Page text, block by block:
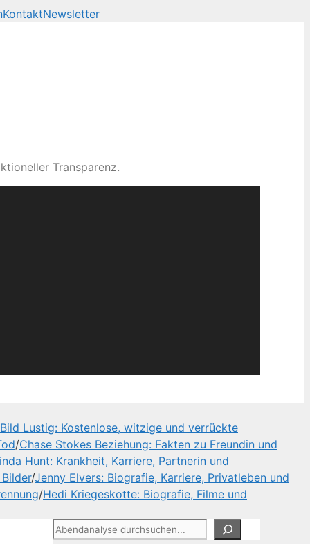
KontaktNewsletter
Transparenz.
Bild Lustig: Kostenlose, witzige und verrückte
/Chase Stokes Beziehung: Fakten zu Freundin und
Hunt: Krankheit, Karriere, Partnerin und
/Jenny Elvers: Biografie, Karriere, Privatleben und
/Hedi Kriegeskotte: Biografie, Filme und
Suchen